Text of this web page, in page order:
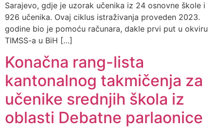
Sarajevo, gdje je uzorak učenika iz 24 osnovne škole i
926 učenika. Ovaj ciklus istraživanja proveden 2023.
godine bio je pomoću računara, dakle prvi put u okviru
TIMSS-a u BiH […]
Konačna rang-lista
kantonalnog takmičenja za
učenike srednjih škola iz
oblasti Debatne parlaonice